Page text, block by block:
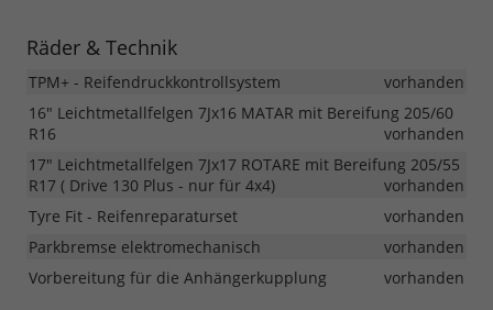
Räder & Technik
TPM+ - Reifendruckkontrollsystem
vorhanden
16" Leichtmetallfelgen 7Jx16 MATAR mit Bereifung 205/60
R16
vorhanden
17" Leichtmetallfelgen 7Jx17 ROTARE mit Bereifung 205/55
R17 ( Drive 130 Plus - nur für 4x4)
vorhanden
Tyre Fit - Reifenreparaturset
vorhanden
Parkbremse elektromechanisch
vorhanden
Vorbereitung für die Anhängerkupplung
vorhanden